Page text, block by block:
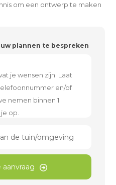
om een ontwerp te maken
plannen te bespreken
de tuin/omgeving
aanvraag